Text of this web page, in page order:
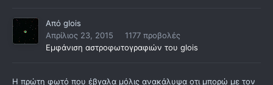
Από glois
Απρίλιος 23, 2015
1177 προβολές
Εμφάνιση αστροφωτογραφιών του glois
Η πρώτη φωτό που έβγαλα μόλις ανακάλυψα οτι μπορώ με τον